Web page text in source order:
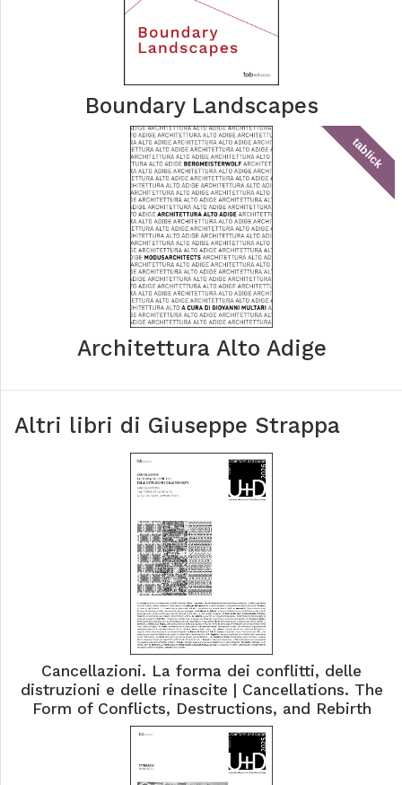
Boundary Landscapes
tablick
Architettura Alto Adige
Altri libri di Giuseppe Strappa
Cancellazioni. La forma dei conflitti, delle
distruzioni e delle rinascite | Cancellations. The
Form of Conflicts, Destructions, and Rebirth